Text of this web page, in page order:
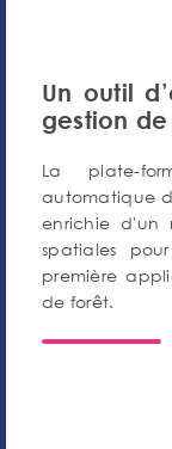
Un outil
gestion
La plate-
automatique
enrichie d'un
spatiales
première
de forêt.